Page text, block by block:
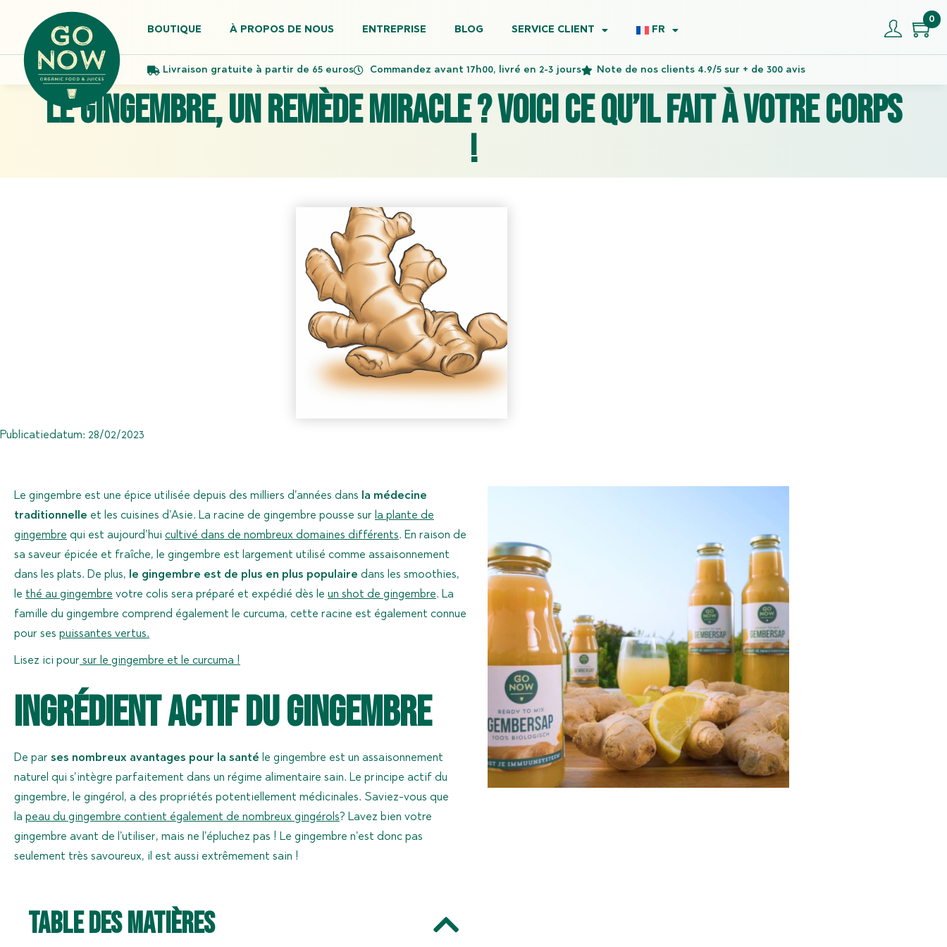
BOUTIQUE À PROPOS DE NOUS ENTREPRISE BLOG SERVICE CLIENT FR
Livraison gratuite à partir de 65 euros Commandez avant 17h00, livré en 2-3 jours Note de nos clients 4.9/5 sur + de 300 avis
0
Le gingembre, un remède miracle ? Voici ce qu’il fait à votre corps
!
Publicatiedatum: 28/02/2023
Le gingembre est une épice utilisée depuis des milliers d’années dans
la médecine
traditionnelle et les cuisines d’Asie. La racine de gingembre pousse sur la plante de
gingembre qui est aujourd’hui cultivé dans de nombreux domaines différents. En raison de
sa saveur épicée et fraîche, le gingembre est largement utilisé comme assaisonnement
dans les plats. De plus,
le gingembre est de plus en plus populaire dans les smoothies,
le thé au gingembre votre colis sera préparé et expédié dès le un shot de gingembre. La
famille du gingembre comprend également le curcuma, cette racine est également connue
pour ses puissantes vertus.
Lisez ici pour sur le gingembre et le curcuma !
Ingrédient actif du gingembre
De par ses nombreux avantages pour la santé le gingembre est un assaisonnement
naturel qui s’intègre parfaitement dans un régime alimentaire sain. Le principe actif du
gingembre, le gingérol, a des propriétés potentiellement médicinales. Saviez-vous que
la peau du gingembre contient également de nombreux gingérols? Lavez bien votre
gingembre avant de l’utiliser, mais ne l’épluchez pas ! Le gingembre n’est donc pas
seulement très savoureux, il est aussi extrêmement sain !
Table des matières